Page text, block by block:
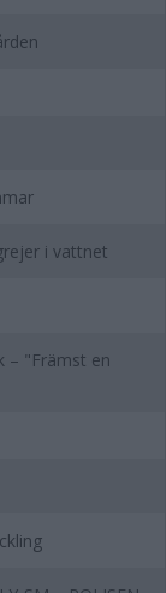
i vattnet
– "Främst en